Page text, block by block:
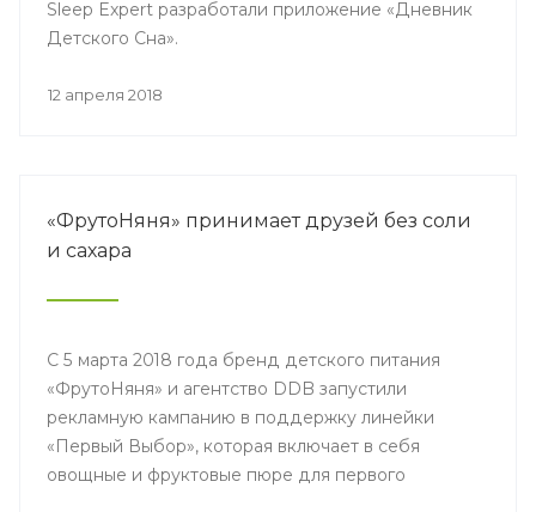
Sleep Expert разработали приложение «Дневник
Детского Сна».
12 апреля 2018
«ФрутоНяня» принимает друзей без соли
и сахара
С 5 марта 2018 года бренд детского питания
«ФрутоНяня» и агентство DDB запустили
рекламную кампанию в поддержку линейки
«Первый Выбор», которая включает в себя
овощные и фруктовые пюре для первого